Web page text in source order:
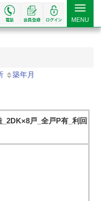
Toggle
MENU
築年月
_2DK×8戸_全戸P有_利回